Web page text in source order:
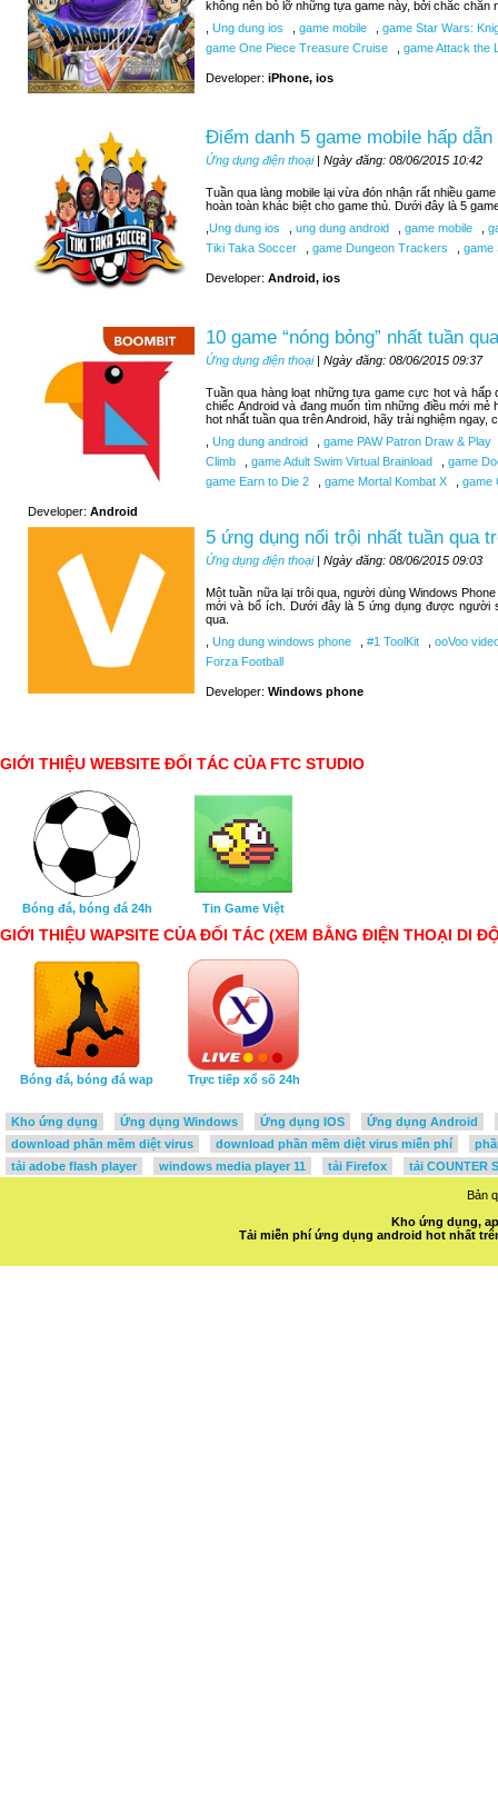
không nên bỏ lỡ những tựa game này, bởi chắc chắn
Ung dung ios game mobile
game Star Wars:
game One Piece Treasure Cruise
game Attack the
Developer: iPhone, ios
Điểm danh 5 game mobile hấp
Ứng dụng điện thoại| Ngày đăng: 08/06/2015 10:42
Tuần qua làng mobile lại vừa đón nhận rất nhiều
hoàn toàn khác biệt cho game thủ. Dưới đây là 5
Ung dung ios ung dung android game mobile
Tiki Taka Soccer
game Dungeon Trackers game
Developer: Android, ios
10 game “nóng bỏng” nhất tuần
Ứng dụng điện thoại| Ngày đăng: 08/06/2015 09:37
Tuần qua hàng loạt những tựa game cực hot và hấp
chiếc Android và đang muốn tìm những điều mới
hot nhất tuần qua trên Android, hãy trải nghiệm ngay,
Ung dung android
game PAW Patron Draw & Play
Climb
game Adult Swim Virtual Brainload
game
game Earn to Die 2
game Mortal Kombat X game
Developer: Android
5 ứng dụng nổi trội nhất tuần qua
Ứng dụng điện thoại| Ngày đăng: 08/06/2015 09:03
Một tuần nữa lại trôi qua, người dùng Windows
mới và bổ ích. Dưới đây là 5 ứng dụng được người
qua.
Ung dung windows phone #1 ToolKit
ooVoo
Forza Football
Developer: Windows phone
GIỚI THIỆU WEBSITE ĐỐI TÁC CỦA FTC STUDIO
Bóng đá, bóng đá 24h Tin Game Việt
GIỚI THIỆU WAPSITE CỦA ĐỐI TÁC (XEM BẰNG ĐIỆN THOẠI DI
Bóng đá, bóng đá wap Trực tiếp xổ số 24h
Kho ứng dụng Ứng dụng Windows Ứng dụng IOS
Ứng dụng Android
download phần mềm diệt virus
download phần mềm diệt virus miễn phí
tải adobe flash player
windows media player 11 tải Firefox tải COUNTER
Bản
Kho ứng dụng,
Tải miễn phí ứng dụng android hot nhất